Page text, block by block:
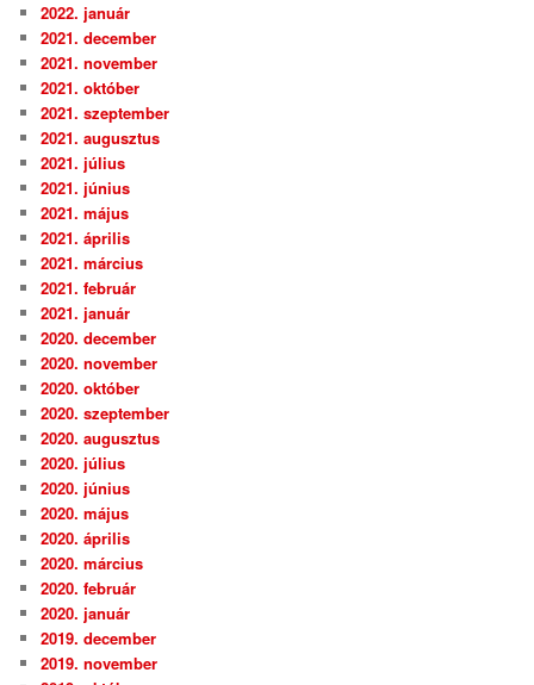
2022. január
2021. december
2021. november
2021. október
2021. szeptember
2021. augusztus
2021. július
2021. június
2021. május
2021. április
2021. március
2021. február
2021. január
2020. december
2020. november
2020. október
2020. szeptember
2020. augusztus
2020. július
2020. június
2020. május
2020. április
2020. március
2020. február
2020. január
2019. december
2019. november